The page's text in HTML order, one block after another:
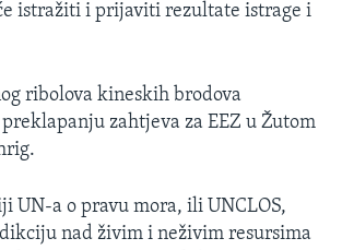
istražiti i prijaviti rezultate istrage i
ribolova kineskih brodova
zahtjeva za EEZ u Žutom
UN-a o pravu mora, ili UNCLOS,
nad živim i neživim resursima